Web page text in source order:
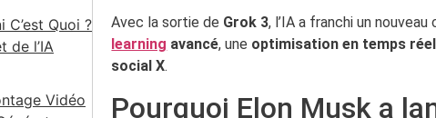
C’est Quoi ?
de l’IA
Vidéo
Avec la sortie de Grok 3, l’IA a franchi un
learning avancé, une optimisation en temps réel
social X.
Pourquoi Elon Musk a